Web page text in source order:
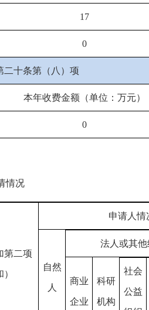
17
0
二十条第（八）项
本年收费金额（单位：万元）
0
情况
第二项
申请人情
自然
人
法人或其他
商业
企业
科研
机构
社会
公益